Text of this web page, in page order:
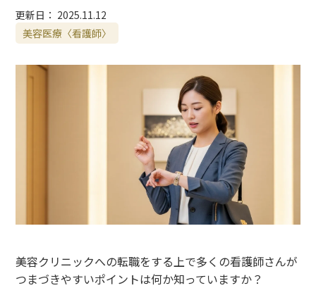
更新日： 2025.11.12
美容医療〈看護師〉
美容クリニックへの転職をする上で多くの看護師さんが
つまづきやすいポイントは何か知っていますか？